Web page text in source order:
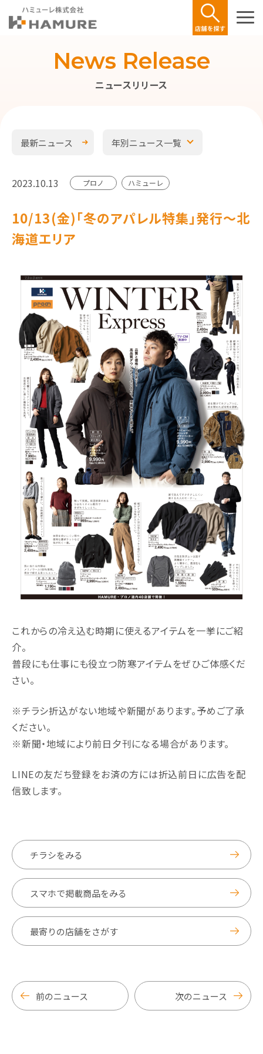
ニュースリリース
News Release
最新ニュース 年別ニュース一覧
2023.10.13 プロノ ハミューレ
10/13(金)｢冬のアパレル特集」発行～北
海道エリア
これからの冷え込む時期に使えるアイテムを一挙にご紹
介。
普段にも仕事にも役立つ防寒アイテムをぜひご体感くだ
さい。
※チラシ折込がない地域や新聞があります。予めご了承
ください。
※新聞・地域により前日夕刊になる場合があります。
LINEの友だち登録をお済の方には折込前日に広告を配
信致します。
チラシをみる
スマホで掲載商品をみる
最寄りの店舗をさがす
前のニュース 次のニュース